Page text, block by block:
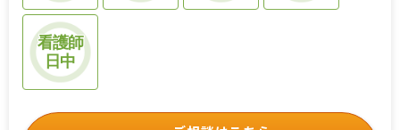
看護師
日中